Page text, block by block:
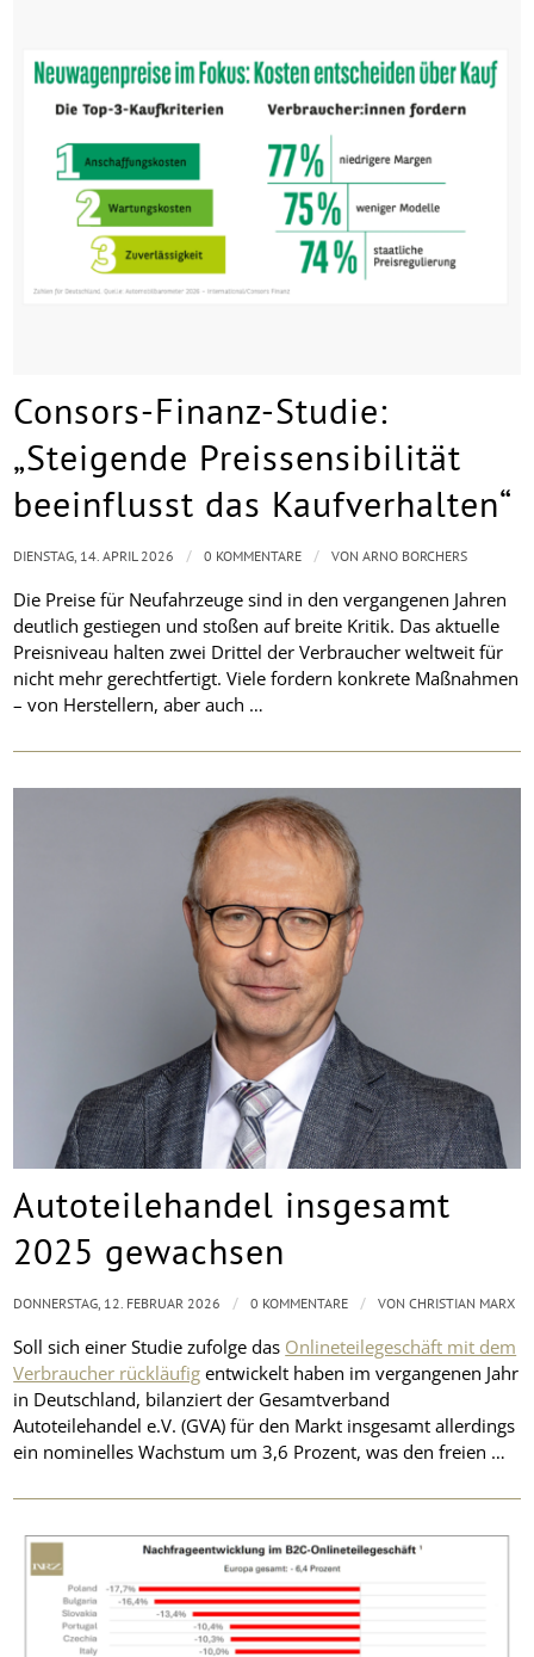
Consors-Finanz-Studie:
„Steigende Preissensibilität
beeinflusst das Kaufverhalten“
Die Preise für Neufahrzeuge sind in den vergangenen Jahren
deutlich gestiegen und stoßen auf breite Kritik. Das aktuelle
Preisniveau halten zwei Drittel der Verbraucher weltweit für
nicht mehr gerechtfertigt. Viele fordern konkrete Maßnahmen
– von Herstellern, aber auch …
DIENSTAG, 14. APRIL 2026 / 0 KOMMENTARE / VONARNO BORCHERS
Autoteilehandel insgesamt
2025 gewachsen
Soll sich einer Studie zufolge das Onlineteilegeschäft mit dem
Verbraucher rückläufig entwickelt haben im vergangenen Jahr
in Deutschland, bilanziert der Gesamtverband
Autoteilehandel e.V. (GVA) für den Markt insgesamt allerdings
ein nominelles Wachstum um 3,6 Prozent, was den freien …
DONNERSTAG, 12. FEBRUAR 2026 / 0 KOMMENTARE / VONCHRISTIAN MARX